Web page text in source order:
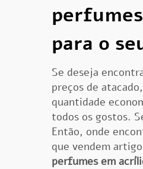
para o
Se deseja
preços de
quantidade
todos os gostos.
Então, onde
que vendem
perfumes em